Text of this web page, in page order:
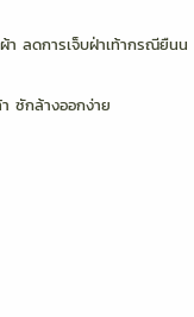
า ลดการเจ็บฝ่าเท้ากรณียืนน
ซักล้างออกง่าย